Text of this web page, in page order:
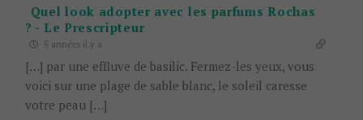
Quel look adopter avec les parfums Rochas
? - Le Prescripteur
5 années il y a
[…] par une effluve de basilic. Fermez-les yeux, vous
voici sur une plage de sable blanc, le soleil caresse
votre peau […]